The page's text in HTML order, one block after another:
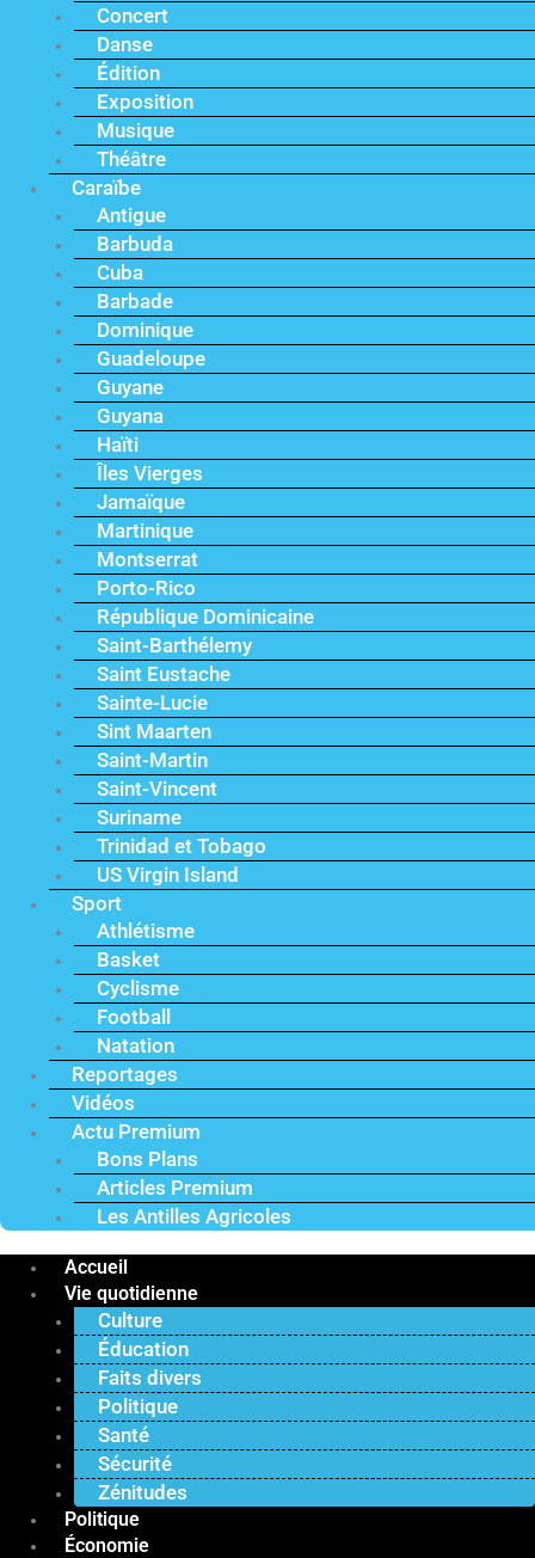
Concert
Danse
Édition
Exposition
Musique
Théâtre
Caraïbe
Antigue
Barbuda
Cuba
Barbade
Dominique
Guadeloupe
Guyane
Guyana
Haïti
Îles Vierges
Jamaïque
Martinique
Montserrat
Porto-Rico
République Dominicaine
Saint-Barthélemy
Saint Eustache
Sainte-Lucie
Sint Maarten
Saint-Martin
Saint-Vincent
Suriname
Trinidad et Tobago
US Virgin Island
Sport
Athlétisme
Basket
Cyclisme
Football
Natation
Reportages
Vidéos
Actu Premium
Bons Plans
Articles Premium
Les Antilles Agricoles
Accueil
Vie quotidienne
Culture
Éducation
Faits divers
Politique
Santé
Sécurité
Zénitudes
Politique
Économie